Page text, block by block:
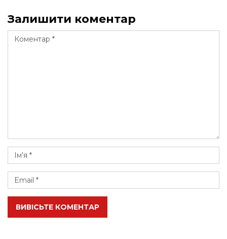
Залишити коментар
ВИВІСЬТЕ КОМЕНТАР